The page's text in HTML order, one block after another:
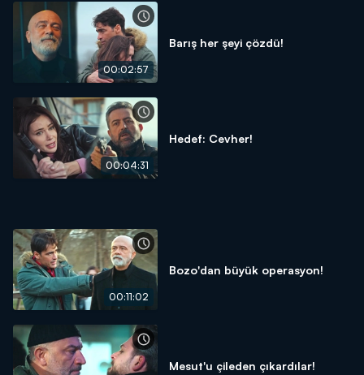
00:02:57
Barış her şeyi çözdü!
00:04:31
Hedef: Cevher!
00:11:02
Bozo'dan büyük operasyon!
Mesut'u çileden çıkardılar!